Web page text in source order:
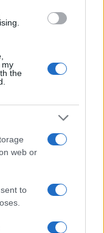
my
the
web or
to
grad koji